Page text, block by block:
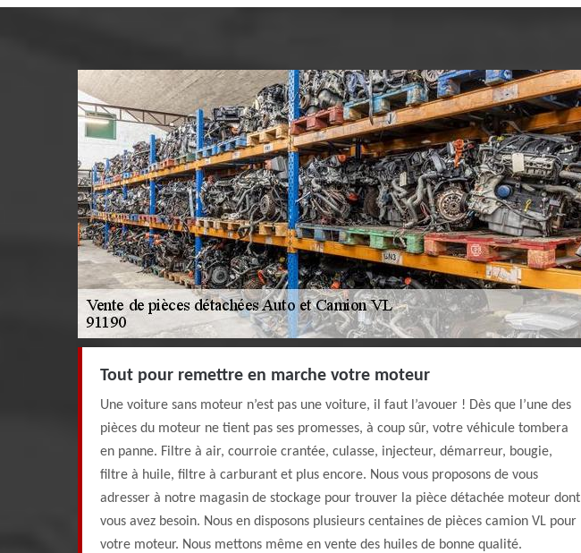
Tout pour remettre en marche votre moteur
Une voiture sans moteur n’est pas une voiture, il faut l’avouer ! Dès que l’une des
pièces du moteur ne tient pas ses promesses, à coup sûr, votre véhicule tombera
en panne. Filtre à air, courroie crantée, culasse, injecteur, démarreur, bougie,
filtre à huile, filtre à carburant et plus encore. Nous vous proposons de vous
adresser à notre magasin de stockage pour trouver la pièce détachée moteur dont
vous avez besoin. Nous en disposons plusieurs centaines de pièces camion VL pour
votre moteur. Nous mettons même en vente des huiles de bonne qualité.